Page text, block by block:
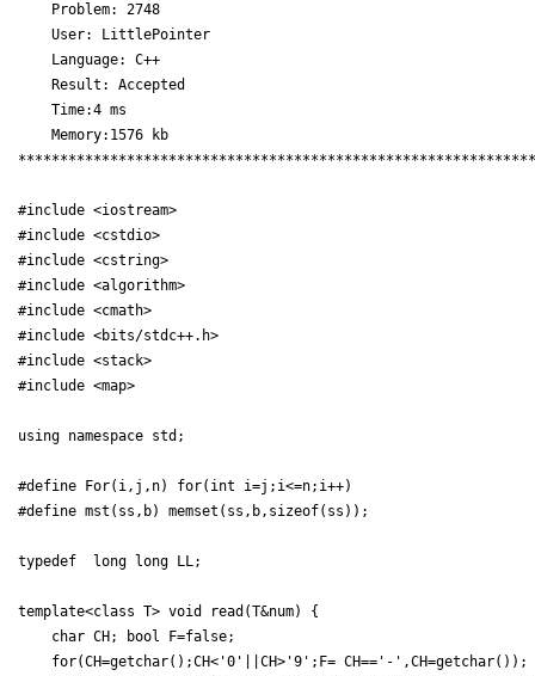
    Problem: 2748
    User: LittlePointer
    Language: C++
    Result: Accepted
    Time:4 ms
    Memory:1576 kb
#include <iostream>
#include <cstdio>
#include <cstring>
#include <algorithm>
#include <cmath>
#include <bits/stdc++.h>
#include <stack>
#include <map>
using namespace std;
#define For(i,j,n) for(int i=j;i<=n;i++)
#define mst(ss,b) memset(ss,b,sizeof(ss));
typedef  long long LL;
template<class T> void read(T&num) {
    char CH; bool F=false;
    for(CH=getchar();CH<'0'||CH>'9';F= CH=='-',CH=getchar());